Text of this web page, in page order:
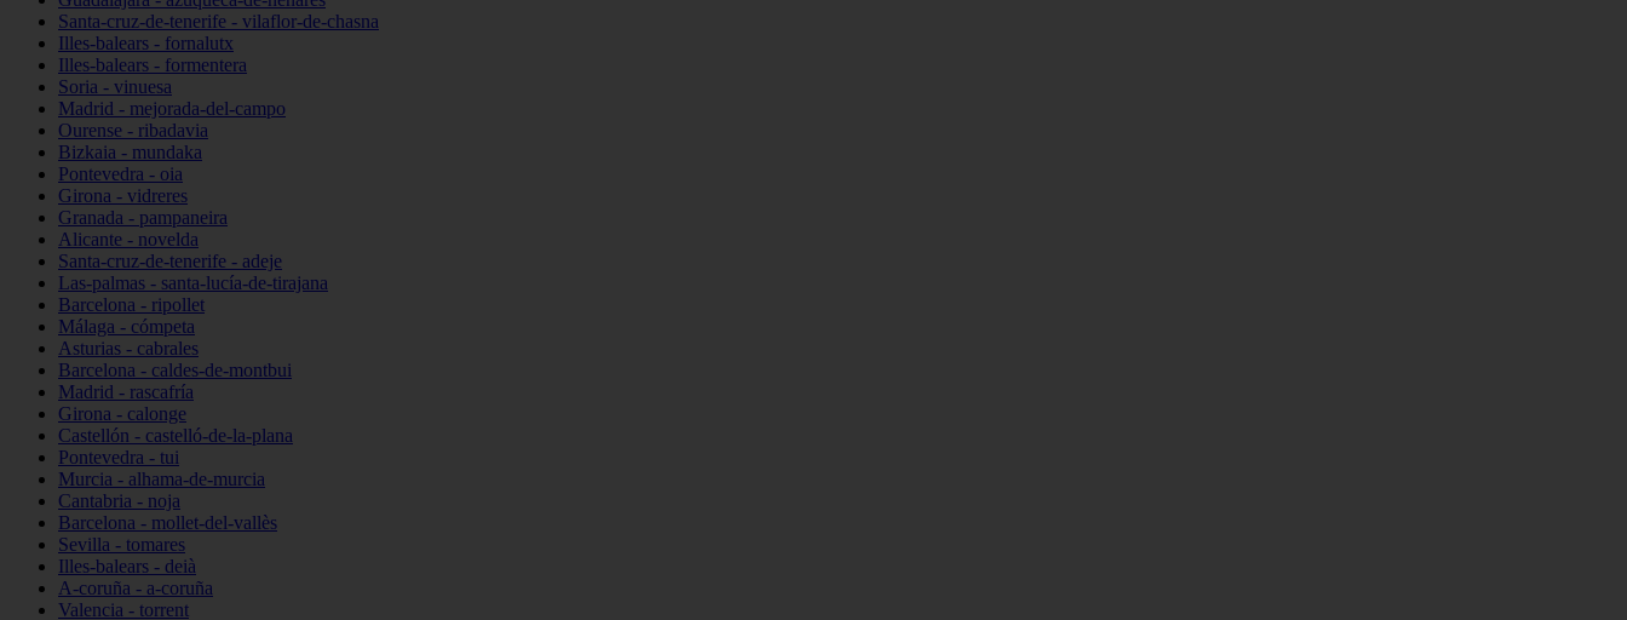
Santa-cruz-de-tenerife - vilaflor-de-chasna
Illes-balears - fornalutx
Illes-balears - formentera
Soria - vinuesa
Madrid - mejorada-del-campo
Ourense - ribadavia
Bizkaia - mundaka
Pontevedra - oia
Girona - vidreres
Granada - pampaneira
Alicante - novelda
Santa-cruz-de-tenerife - adeje
Las-palmas - santa-lucía-de-tirajana
Barcelona - ripollet
Málaga - cómpeta
Asturias - cabrales
Barcelona - caldes-de-montbui
Madrid - rascafría
Girona - calonge
Castellón - castelló-de-la-plana
Pontevedra - tui
Murcia - alhama-de-murcia
Cantabria - noja
Barcelona - mollet-del-vallès
Sevilla - tomares
Illes-balears - deià
A-coruña - a-coruña
Valencia - torrent